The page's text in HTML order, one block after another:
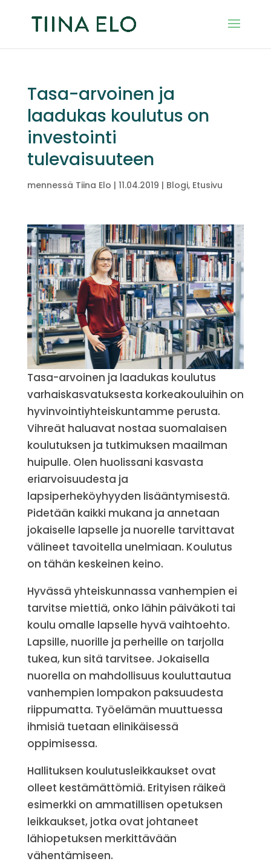
Tasa-arvoinen ja
laadukas koulutus on
investointi
tulevaisuuteen
mennessä Tiina Elo | 11.04.2019 | Blogi, Etusivu
Tasa-arvoinen ja laadukas koulutus
varhaiskasvatuksesta korkeakouluihin on
hyvinvointiyhteiskuntamme perusta.
Vihreät haluavat nostaa suomalaisen
koulutuksen ja tutkimuksen maailman
huipulle. Olen huolissani kasvasta
eriarvoisuudesta ja
lapsiperheköyhyyden lisääntymisestä.
Pidetään kaikki mukana ja annetaan
jokaiselle lapselle ja nuorelle tarvittavat
välineet tavoitella unelmiaan. Koulutus
on tähän keskeinen keino.
Hyvässä yhteiskunnassa vanhempien ei
tarvitse miettiä, onko lähin päiväkoti tai
koulu omalle lapselle hyvä vaihtoehto.
Lapsille, nuorille ja perheille on tarjolla
tukea, kun sitä tarvitsee. Jokaisella
nuorella on mahdollisuus kouluttautua
vanhempien lompakon paksuudesta
riippumatta. Työelämän muuttuessa
ihmisiä tuetaan elinikäisessä
oppimisessa.
Hallituksen koulutusleikkaukset ovat
olleet kestämättömiä. Erityisen räikeä
esimerkki on ammatillisen opetuksen
leikkaukset, jotka ovat johtaneet
lähiopetuksen merkittävään
vähentämiseen.